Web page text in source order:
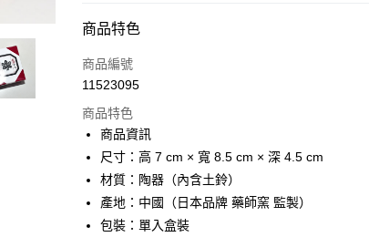
付款方式
信用卡一次付款
3 期 0 利率 每期
合作金庫商業銀行
第一商業銀行
華南商業銀行
國泰世華商業銀行
兆豐國際商業銀行
臺灣中小企業銀行
超商取貨付款
Apple Pay
商品特色
商品編號
11523095
商品特色
商品資訊
尺寸：高 7 cm × 寬 8.5 cm × 深 4.5 cm
材質：陶器（內含土鈴）
產地：中國（日本品牌 藥師窯 監製）
包裝：單入盒裝